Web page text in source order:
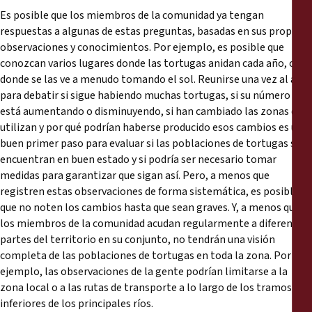
Es posible que los miembros de la comunidad ya tengan
respuestas a algunas de estas preguntas, basadas en sus propias
observaciones y conocimientos. Por ejemplo, es posible que
conozcan varios lugares donde las tortugas anidan cada año, o
donde se las ve a menudo tomando el sol. Reunirse una vez al año
para debatir si sigue habiendo muchas tortugas, si su número
está aumentando o disminuyendo, si han cambiado las zonas que
utilizan y por qué podrían haberse producido esos cambios es un
buen primer paso para evaluar si las poblaciones de tortugas se
encuentran en buen estado y si podría ser necesario tomar
medidas para garantizar que sigan así. Pero, a menos que
registren estas observaciones de forma sistemática, es posible
que no noten los cambios hasta que sean graves. Y, a menos que
los miembros de la comunidad acudan regularmente a diferentes
partes del territorio en su conjunto, no tendrán una visión
completa de las poblaciones de tortugas en toda la zona. Por
ejemplo, las observaciones de la gente podrían limitarse a la
zona local o a las rutas de transporte a lo largo de los tramos
inferiores de los principales ríos.